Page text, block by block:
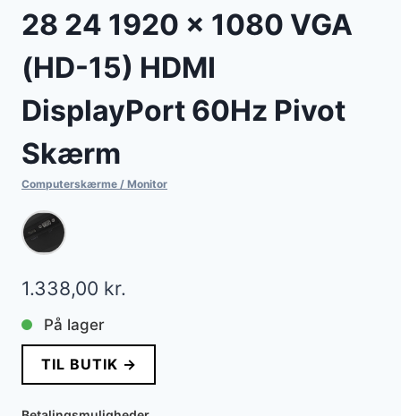
28 24 1920 x 1080 VGA
(HD-15) HDMI
DisplayPort 60Hz Pivot
Skærm
Computerskærme / Monitor
1.338,00 kr.
På lager
TIL BUTIK →